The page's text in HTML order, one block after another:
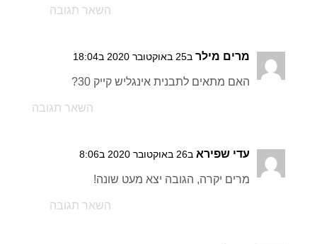
השאר תגובה
מרים מילר ב25 באוקטובר 2020 ב18:04
האם מתאים לתבנית אינגליש קייק 30?
השאר תגובה
עדי שפירא ב26 באוקטובר 2020 ב8:06
מרים יקרה, הגובה יצא מעט שונה!
השאר תגובה